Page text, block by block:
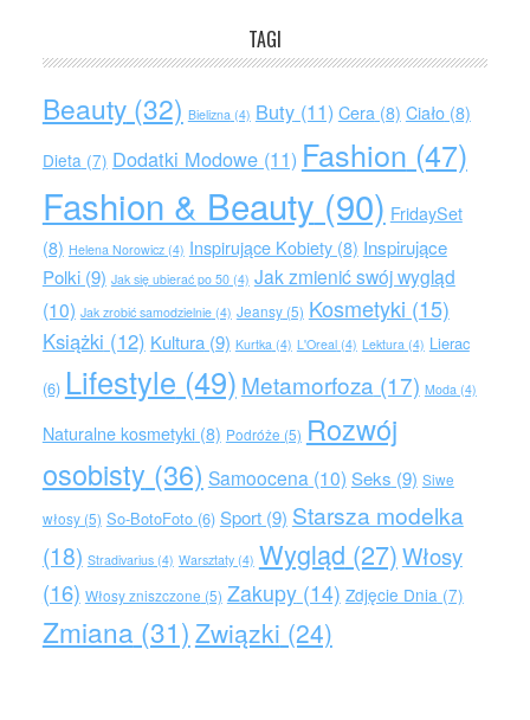
TAGI
Beauty(32) Bielizna(4) Buty(11) Cera(8) Ciało(8)
Dieta(7) Dodatki Modowe(11) Fashion (47)
Fashion & Beauty (90) FridaySet
(8) Helena Norowicz(4) Inspirujące Kobiety(8) Inspirujące
Polki(9) Jak się ubierać po 50(4) Jak zmienić swój wygląd
(10) Jak zrobić samodzielnie(4) Jeansy(5) Kosmetyki (15)
Książki (12) Kultura(9) Kurtka(4) L'Oreal(4) Lektura(4) Lierac
(6) Lifestyle (49) Metamorfoza (17) Moda(4)
Naturalne kosmetyki(8) Podróże (5) Rozwój
osobisty (36) Samoocena (10) Seks (9) Siwe
włosy(5) So-BotoFoto(6) Sport(9) Starsza modelka
(18) Stradivarius(4) Warsztaty(4) Wygląd (27)Włosy
(16) Włosy zniszczone (5) Zakupy(14) Zdjęcie Dnia(7)
Zmiana (31) Związki (24)